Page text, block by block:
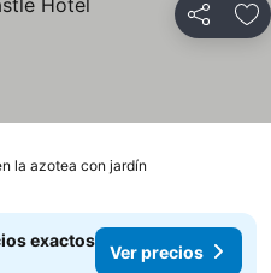
Compartir
la azotea con jardín
exactos
Ver precios